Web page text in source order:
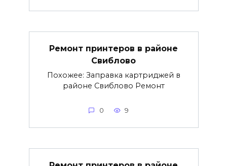
Ремонт принтеров в районе
Свиблово
Похожее: Заправка картриджей в
районе Свиблово Ремонт
0 9